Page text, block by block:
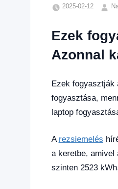
2025-02-12
Ezek
Azonnal
Ezek fogyasztják
fogyasztása,
laptop
A rezsiemelés
a keretbe, amivel
szinten 2523